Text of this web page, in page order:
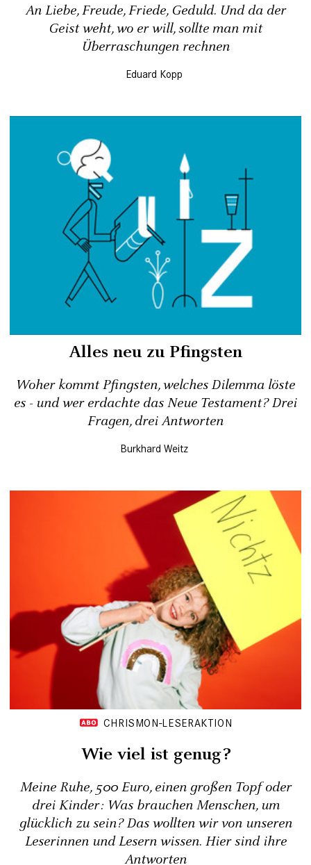
An Liebe, Freude, Friede, Geduld. Und da der
Geist weht, wo er will, sollte man mit
Überraschungen rechnen
Eduard Kopp
Alles neu zu Pfingsten
Woher kommt Pfingsten, welches Dilemma löste
es - und wer erdachte das Neue Testament? Drei
Fragen, drei Antworten
Burkhard Weitz
CHRISMON-LESERAKTION
Wie viel ist genug?
Meine Ruhe, 500 Euro, einen großen Topf oder
drei Kinder: Was brauchen Menschen, um
glücklich zu sein? Das wollten wir von unseren
Leserinnen und Lesern wissen. Hier sind ihre
Antworten